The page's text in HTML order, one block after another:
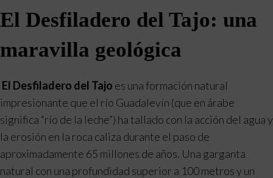
El Desfiladero del Tajo: una
maravilla geológica
El Desfiladero del Tajo es una formación natural
impresionante que el río Guadalevín (que en árabe
significa “río de la leche”) ha tallado con la acción del agua y
la erosión en la roca caliza durante el paso de
aproximadamente 65 millones de años. Una garganta
natural con una profundidad superior a 100 metros y un